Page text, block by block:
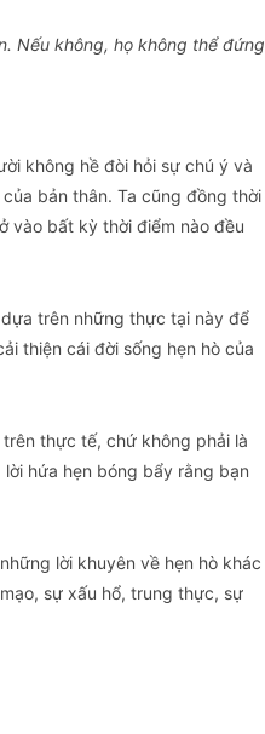
Nếu không, họ không thể đứng
không hề đòi hỏi sự chú ý và
bản thân. Ta cũng đồng thời
vào bất kỳ thời điểm nào đều
trên những thực tại này để
thiện cái đời sống hẹn hò của
thực tế, chứ không phải là
hứa hẹn bóng bẩy rằng bạn
lời khuyên về hẹn hò khác
sự xấu hổ, trung thực, sự